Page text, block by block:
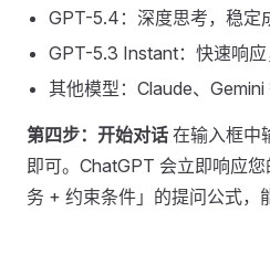
GPT-5.4：深度思考，稳定
GPT-5.3 Instant：快速响
其他模型：Claude、
第四步：开始对话 在输入框中
即可。ChatGPT 会立即响应
务 + 约束条件」的提问公式，